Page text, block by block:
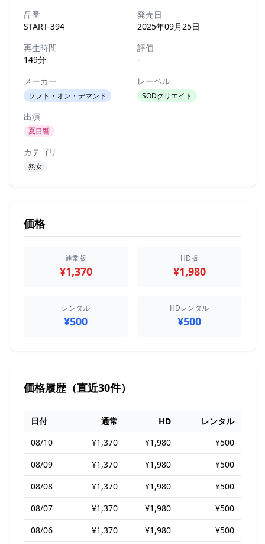
品番
START-394
発売日
2025年09月25日
再生時間
149分
評価
-
メーカー
ソフト・オン・デマンド
レーベル
SODクリエイト
出演
夏目響
カテゴリ
熟女
価格
通常版
¥1,370
HD版
¥1,980
レンタル
¥500
HDレンタル
¥500
価格履歴（直近30件）
日付 通常 HD
レンタル
08/10
¥1,370 ¥1,980
¥500
08/09
¥1,370 ¥1,980
¥500
08/08
¥1,370 ¥1,980
¥500
08/07
¥1,370 ¥1,980
¥500
08/06
¥1,370 ¥1,980
¥500